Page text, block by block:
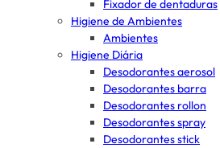
Fixador de dentaduras
Higiene de Ambientes
Ambientes
Higiene Diária
Desodorantes aerosol
Desodorantes barra
Desodorantes rollon
Desodorantes spray
Desodorantes stick